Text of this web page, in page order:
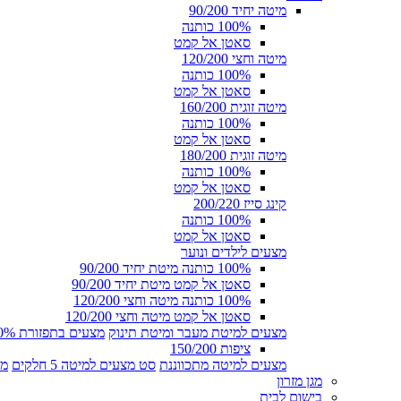
מיטה יחיד 90/200
100% כותנה
סאטן אל קמט
מיטה וחצי 120/200
100% כותנה
סאטן אל קמט
מיטה זוגית 160/200
100% כותנה
סאטן אל קמט
מיטה זוגית 180/200
100% כותנה
סאטן אל קמט
קינג סייז 200/220
100% כותנה
סאטן אל קמט
מצעים לילדים ונוער
100% כותנה מיטת יחיד 90/200
סאטן אל קמט מיטת יחיד 90/200
100% כותנה מיטה וחצי 120/200
סאטן אל קמט מיטה וחצי 120/200
מצעים למיטת מעבר ומיטת תינוק מצעים בתפזורת 100% כותנה
ציפות 150/200
מצעים למיטה מתכווננת סט מצעים למיטה 5 חלקים
מגן מזרון
בישום לבית